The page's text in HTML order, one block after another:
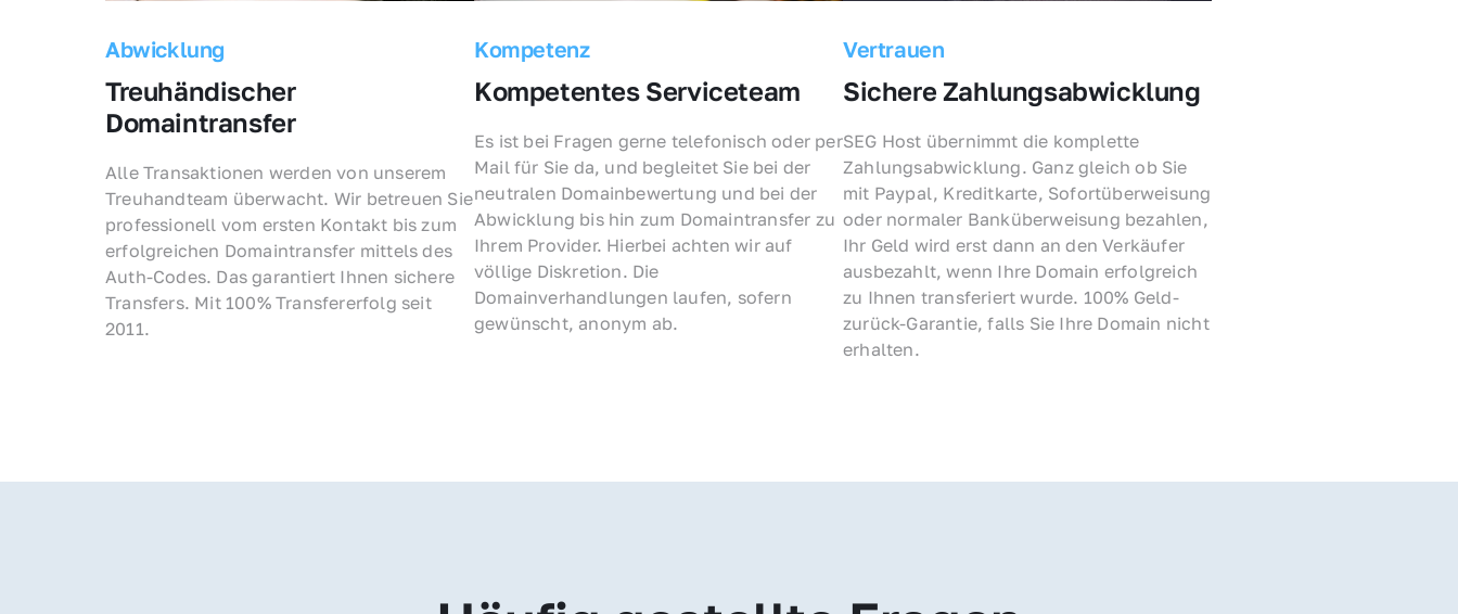
Abwicklung
Treuhändischer
Domaintransfer
Alle Transaktionen werden von unserem
Treuhandteam überwacht. Wir betreuen Sie
professionell vom ersten Kontakt bis zum
erfolgreichen Domaintransfer mittels des
Auth-Codes. Das garantiert Ihnen sichere
Transfers. Mit 100% Transfererfolg seit
2011.
Kompetenz
Kompetentes Serviceteam
Es ist bei Fragen gerne telefonisch oder per
Mail für Sie da, und begleitet Sie bei der
neutralen Domainbewertung und bei der
Abwicklung bis hin zum Domaintransfer zu
Ihrem Provider. Hierbei achten wir auf
völlige Diskretion. Die
Domainverhandlungen laufen, sofern
gewünscht, anonym ab.
Vertrauen
Sichere Zahlungsabwicklung
SEG Host übernimmt die komplette
Zahlungsabwicklung. Ganz gleich ob Sie
mit Paypal, Kreditkarte, Sofortüberweisung
oder normaler Banküberweisung bezahlen,
Ihr Geld wird erst dann an den Verkäufer
ausbezahlt, wenn Ihre Domain erfolgreich
zu Ihnen transferiert wurde. 100% Geld-
zurück-Garantie, falls Sie Ihre Domain nicht
erhalten.